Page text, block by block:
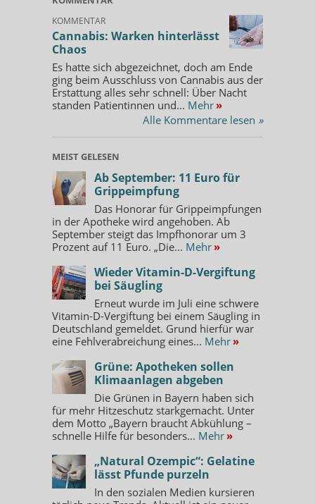
KOMMENTAR
Cannabis: Warken hinterlässt
Chaos
Es hatte sich abgezeichnet, doch am Ende
ging beim Ausschluss von Cannabis aus der
Erstattung alles sehr schnell: Über Nacht
standen Patientinnen und... Mehr »
Alle Kommentare lesen »
MEIST GELESEN
Ab September: 11 Euro für
Grippeimpfung
Das Honorar für Grippeimpfungen
in der Apotheke wird angehoben. Ab
September steigt das Impfhonorar um 3
Prozent auf 11 Euro. „Die... Mehr »
Wieder Vitamin-D-Vergiftung
bei Säugling
Erneut wurde im Juli eine schwere
Vitamin-D-Vergiftung bei einem Säugling in
Deutschland gemeldet. Grund hierfür war
eine Fehlverabreichung eines... Mehr »
Grüne: Apotheken sollen
Klimaanlagen abgeben
Die Grünen in Bayern haben sich
für mehr Hitzeschutz starkgemacht. Unter
dem Motto „Bayern braucht Abkühlung –
schnelle Hilfe für besonders... Mehr »
„Natural Ozempic“: Gelatine
lässt Pfunde purzeln
In den sozialen Medien kursieren